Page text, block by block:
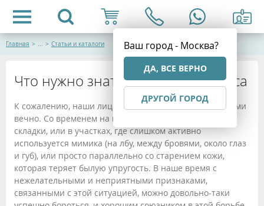
Ваш город - Москва?
ДА, ВСЕ ВЕРНО
ДРУГОЙ ГОРОД
Главная > ... > Статьи и каталоги
Что нужно знать об уколах ботокса
К сожалению, наши лица не могут оставаться молодыми
вечно. Со временем на коже появляются морщины и
складки, или в участках, где слишком активно
используется мимика (на лбу, между бровями, около глаз
и губ), или просто параллельно со старением кожи,
которая теряет былую упругость. В наше время с
нежелательными и неприятными признаками,
связанными с этой ситуацией, можно довольно-таки